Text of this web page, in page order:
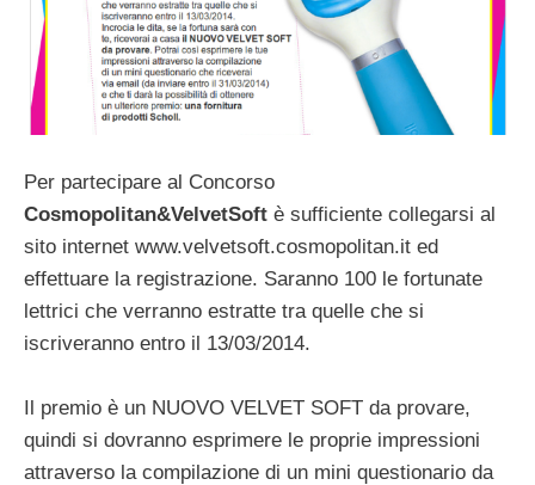
Per partecipare al Concorso
Cosmopolitan&VelvetSoft è sufficiente collegarsi al
sito internet www.velvetsoft.cosmopolitan.it ed
effettuare la registrazione. Saranno 100 le fortunate
lettrici che verranno estratte tra quelle che si
iscriveranno entro il 13/03/2014.
Il premio è un NUOVO VELVET SOFT da provare,
quindi si dovranno esprimere le proprie impressioni
attraverso la compilazione di un mini questionario da